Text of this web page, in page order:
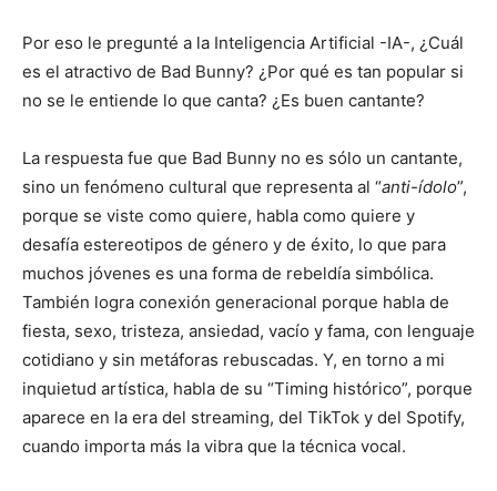
Por eso le pregunté a la Inteligencia Artificial -IA-, ¿Cuál
es el atractivo de Bad Bunny? ¿Por qué es tan popular si
no se le entiende lo que canta? ¿Es buen cantante?
La respuesta fue que Bad Bunny no es sólo un cantante,
sino un fenómeno cultural que representa al “anti-ídolo”,
porque se viste como quiere, habla como quiere y
desafía estereotipos de género y de éxito, lo que para
muchos jóvenes es una forma de rebeldía simbólica.
También logra conexión generacional porque habla de
fiesta, sexo, tristeza, ansiedad, vacío y fama, con lenguaje
cotidiano y sin metáforas rebuscadas. Y, en torno a mi
inquietud artística, habla de su “Timing histórico”, porque
aparece en la era del streaming, del TikTok y del Spotify,
cuando importa más la vibra que la técnica vocal.